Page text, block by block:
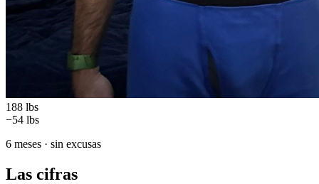
188 lbs
−54 lbs
6 meses · sin excusas
Las cifras